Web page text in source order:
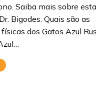
Saiba mais sobre
Bigodes. Quais são as
dos Gatos Azul